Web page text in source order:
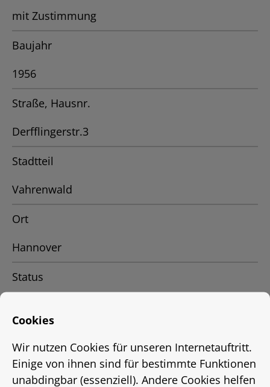
mit Zustimmung
Baujahr
1956
Straße, Hausnr.
Derfflingerstr.3
Stadtteil
Vahrenwald
Ort
Hannover
Status
EnEV 2009
Cookies
Wir nutzen Cookies für unseren Internetauftritt.
Einige von ihnen sind für bestimmte Funktionen
unabdingbar (essenziell). Andere Cookies helfen